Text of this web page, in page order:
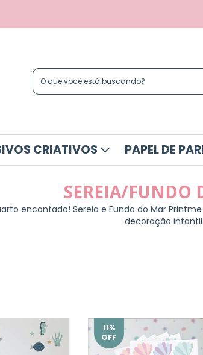
CRIATIVOS PAPEL DE
SEREIA/FUNDO
encantado! Sereia e Fundo do Mar
decoração infantil.
11%
OFF